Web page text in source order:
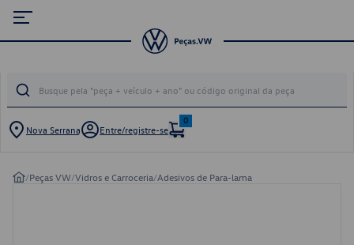
Nova Serrana Entre/registre-se
0
/Peças VW/Vidros e Carroceria/Adesivos de Para-lama